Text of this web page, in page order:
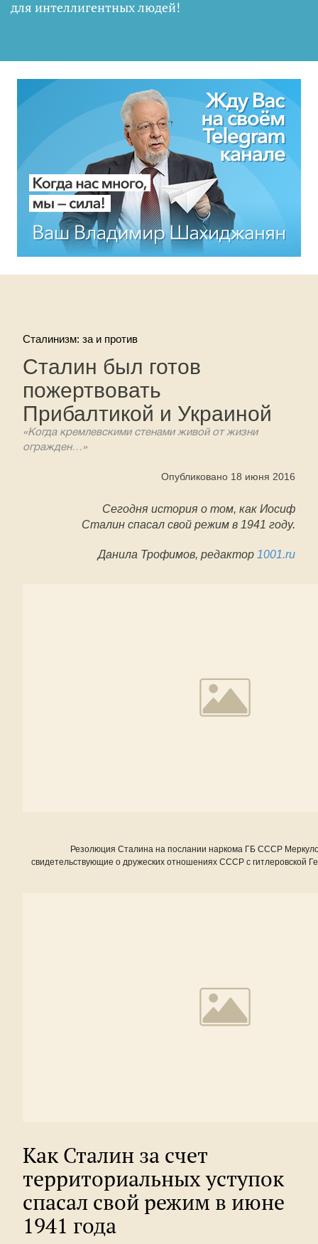
для интеллигентных людей!
Сталинизм: за и против
Сталин был готов
пожертвовать
Прибалтикой и Украиной
«Когда кремлевскими стенами живой от жизни
огражден…»
Опубликовано 18 июня 2016
Сегодня история о том, как Иосиф
Сталин спасал свой режим в 1941 году.
Данила Трофимов, редактор 1001.ru
Резолюция Сталина на послании наркома ГБ СССР
свидетельствующие о дружеских отношениях СССР с гитлеровской
Как Сталин за счет
территориальных уступок
спасал свой режим в июне
1941 года